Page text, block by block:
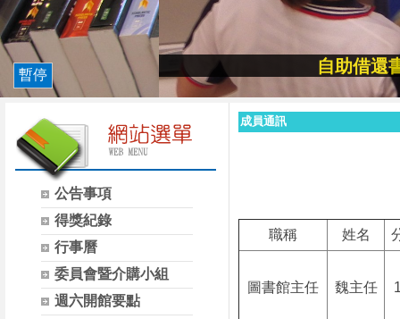
暫停
自助借還書機
公告事項
得獎紀錄
行事曆
委員會暨介購小組
週六開館要點
成員通訊
職稱 姓名
圖書館主任 魏主任